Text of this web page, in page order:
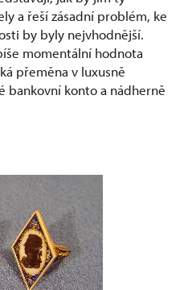
a řeší zásadní problém, ke
by byly nejvhodnější.
momentální hodnota
přeměna v luxusně
bankovní konto a nádherně